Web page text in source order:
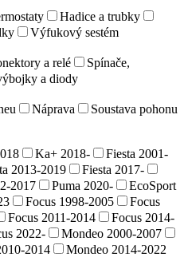
Hadice a trubky
Výfukový sestém
a relé
Spínače,
a diody
Náprava
Soustava pohonu
Ka+ 2018-
Fiesta 2001-
2013-2019
Fiesta 2017-
2017 Puma 2020-
EcoSport
Focus 1998-2005
Focus
Focus 2011-2014
Focus 2014-
2022-
Mondeo 2000-2007
2014
Mondeo 2014-2022